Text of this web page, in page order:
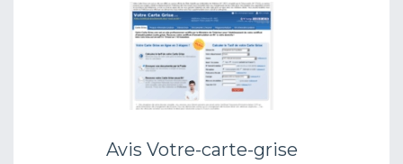
Avis Votre-carte-grise